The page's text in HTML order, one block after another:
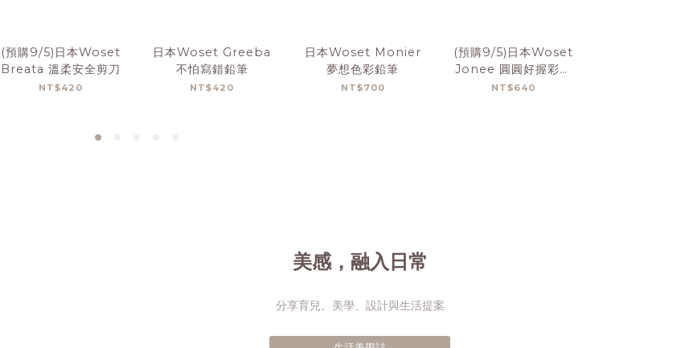
(預購9/5)日本Woset
Breata 溫柔安全剪刀
NT$420
日本Woset Greeba
不怕寫錯鉛筆
NT$420
日本Woset Monier
夢想色彩鉛筆
NT$700
(預購9/5)日本Woset
Jonee 圓圓好握彩色
筆
NT$640
美感，融入日常
分享育兒、美學、設計與生活提案